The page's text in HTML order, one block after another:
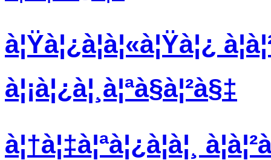
à¦Ÿà¦¿à¦à¦«à¦Ÿà¦¿
à¦¡à¦¿à¦¸à¦ªà§à¦²à§‡
à¦†à¦‡à¦ªà¦¿à¦à¦¸